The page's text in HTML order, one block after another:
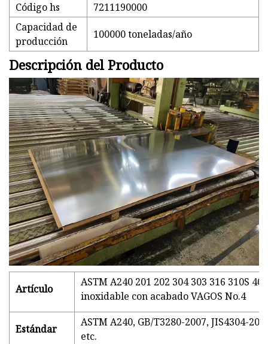
Código hs
7211190000
Capacidad de
producción
100000 toneladas/año
Descripción del Producto
Artículo
ASTM A240 201 202 304 303 316 310S
inoxidable con acabado VAGOS No.4
Estándar
ASTM A240, GB/T3280-2007, JIS4304-
etc.